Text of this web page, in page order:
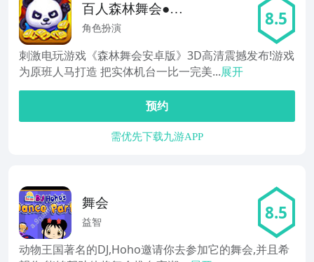
百人森林舞会●3D
高清
角色扮演 8.5
刺激电玩游戏《森林舞会安卓版》3D高清震撼发布!游戏
为原班人马打造 把实体机台一比一完美...展开
预约
需优先下载九游APP
舞会
益智 8.5
动物王国著名的DJ,Hoho邀请你去参加它的舞会,并且希